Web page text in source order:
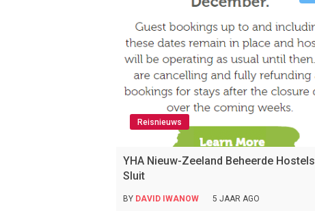
Reisnieuws
YHA Nieuw-Zeeland Beheerde Hostels
Sluit
BY DAVID IWANOW 5 JAAR AGO